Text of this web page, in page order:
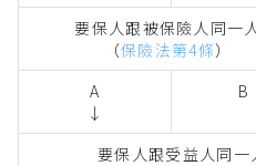
要保⼈跟被保險⼈同⼀
（保險法第4條）
A
↓
B
要保⼈跟受益⼈同⼀